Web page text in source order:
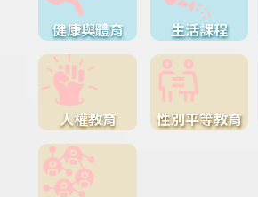
健康與體育 生活課程
人權教育 性別平等教育